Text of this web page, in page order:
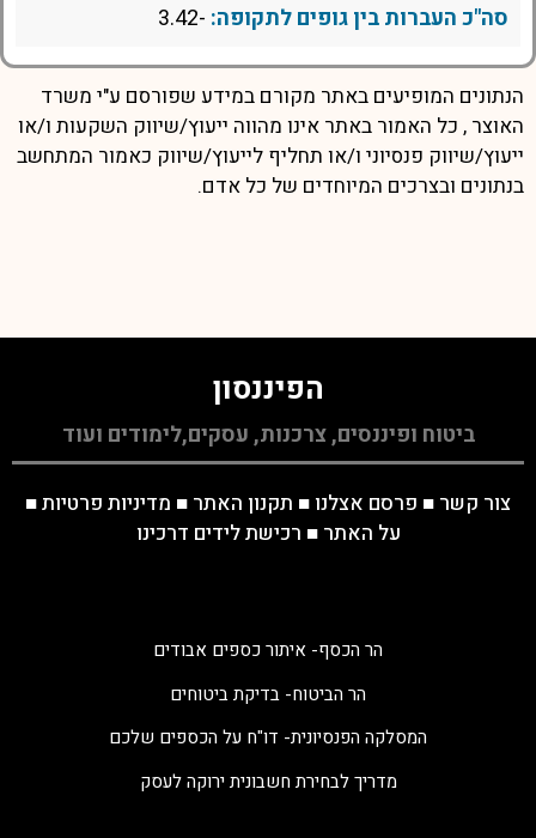
סה"כ העברות בין גופים לתקופה: -3.42
הנתונים המופיעים באתר מקורם במידע שפורסם ע"י משרד
האוצר , כל האמור באתר אינו מהווה ייעוץ/שיווק השקעות ו/או
ייעוץ/שיווק פנסיוני ו/או תחליף לייעוץ/שיווק כאמור המתחשב
בנתונים ובצרכים המיוחדים של כל אדם.
הפיננסון
ביטוח ופיננסים, צרכנות, עסקים,לימודים ועוד
צור קשר ■ פרסם אצלנו ■ תקנון האתר ■ מדיניות פרטיות■
על האתר ■ רכישת לידים דרכינו
הר הכסף- איתור כספים אבודים
הר הביטוח- בדיקת ביטוחים
המסלקה הפנסיונית- דו"ח על הכספים שלכם
מדריך לבחירת חשבונית ירוקה לעסק